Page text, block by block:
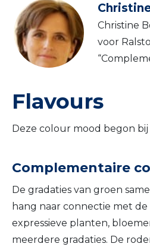
Christine
voor
Flavours
Deze colour mood begon
Complementaire
De gradaties van groen
hang naar connectie met
expressieve planten,
meerdere gradaties. De